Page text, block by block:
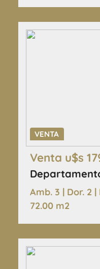
VENTA
Venta u$s
Amb. 3 | Dor. 2 |
72.00 m2